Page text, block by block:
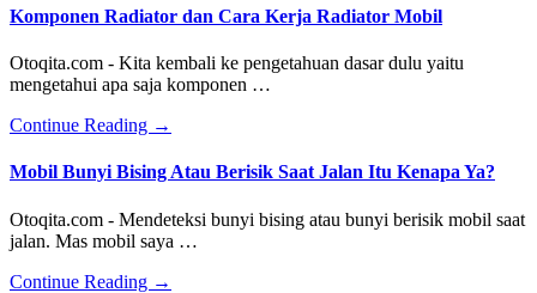
Berfungsi
Kijang
Saya
Bunyi
Apa
Mas?
Komponen Radiator dan Cara Kerja Radiator Mobil
Otoqita.com - Kita kembali ke pengetahuan dasar dulu yaitu
mengetahui apa saja komponen …
Continue Reading about
Radiator
dan
Cara
Kerja
Radiator
→
Mobil Bunyi Bising Atau Berisik Saat Jalan Itu Kenapa Ya?
Otoqita.com - Mendeteksi bunyi bising atau bunyi berisik mobil saat
jalan. Mas mobil saya …
Continue Reading about
→